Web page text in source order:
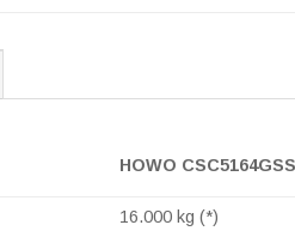
HOWO
16.000 kg (*)